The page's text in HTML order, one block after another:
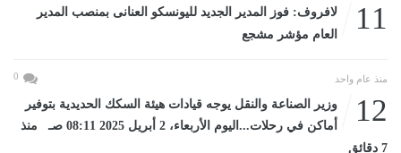
11
لافروف: فوز المدير الجديد لليونسكو العنانى بمنصب المدير
العام مؤشر مشجع
منذ عام واحد 0
12
وزير الصناعة والنقل يوجه قيادات هيئة السكك الحديدية بتوفير
أماكن في رحلات...اليوم الأربعاء، 2 أبريل 2025 08:11 صـ منذ
7 دقائق